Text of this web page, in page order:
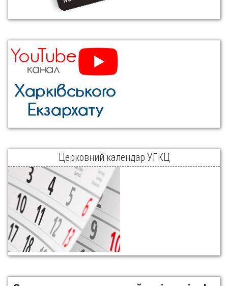
Церковний календар УГКЦ